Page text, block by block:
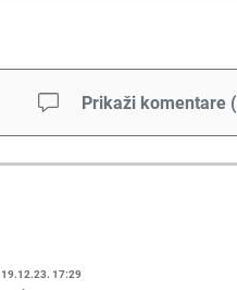
Prikaži komentare (
19.12.23. 17:29